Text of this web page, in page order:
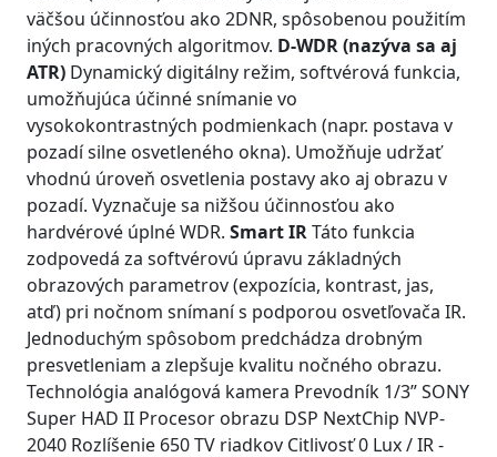
väčšou účinnosťou ako 2DNR, spôsobenou použitím
iných pracovných algoritmov. D-WDR (nazýva sa aj
ATR) Dynamický digitálny režim, softvérová funkcia,
umožňujúca účinné snímanie vo
vysokokontrastných podmienkach (napr. postava v
pozadí silne osvetleného okna). Umožňuje udržať
vhodnú úroveň osvetlenia postavy ako aj obrazu v
pozadí. Vyznačuje sa nižšou účinnosťou ako
hardvérové úplné WDR. Smart IRTáto funkcia
zodpovedá za softvérovú úpravu základných
obrazových parametrov (expozícia, kontrast, jas,
atď) pri nočnom snímaní s podporou osvetľovača IR.
Jednoduchým spôsobom predchádza drobným
presvetleniam a zlepšuje kvalitu nočného obrazu.
Technológia analógová kamera Prevodník 1/3” SONY
Super HAD II Procesor obrazu DSP NextChip NVP-
2040 Rozlíšenie 650 TV riadkov Citlivosť 0 Lux / IR -